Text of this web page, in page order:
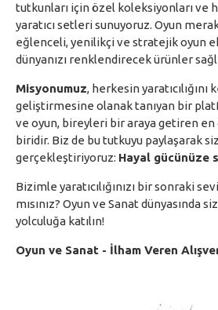
tutkunları için özel koleksiyonları ve
yaratıcı setleri sunuyoruz. Oyun
eğlenceli, yenilikçi ve stratejik oyun
dünyanızı renklendirecek ürünler
Misyonumuz, herkesin
geliştirmesine olanak tanıyan bir
ve oyun, bireyleri bir araya getiren en
biridir. Biz de bu tutkuyu paylaşarak
gerçekleştiriyoruz: Hayal gücünüze
Bizimle yaratıcılığınızı bir sonraki
mısınız? Oyun ve Sanat dünyasında
yolculuğa katılın!
Oyun ve Sanat - İlham Veren